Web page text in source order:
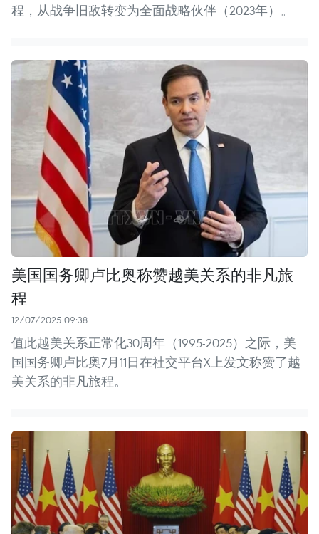
程，从战争旧敌转变为全面战略伙伴（2023年）。
美国国务卿卢比奥称赞越美关系的非凡旅
程
12/07/2025 09:38
值此越美关系正常化30周年（1995-2025）之际，美
国国务卿卢比奥7月11日在社交平台X上发文称赞了越
美关系的非凡旅程。